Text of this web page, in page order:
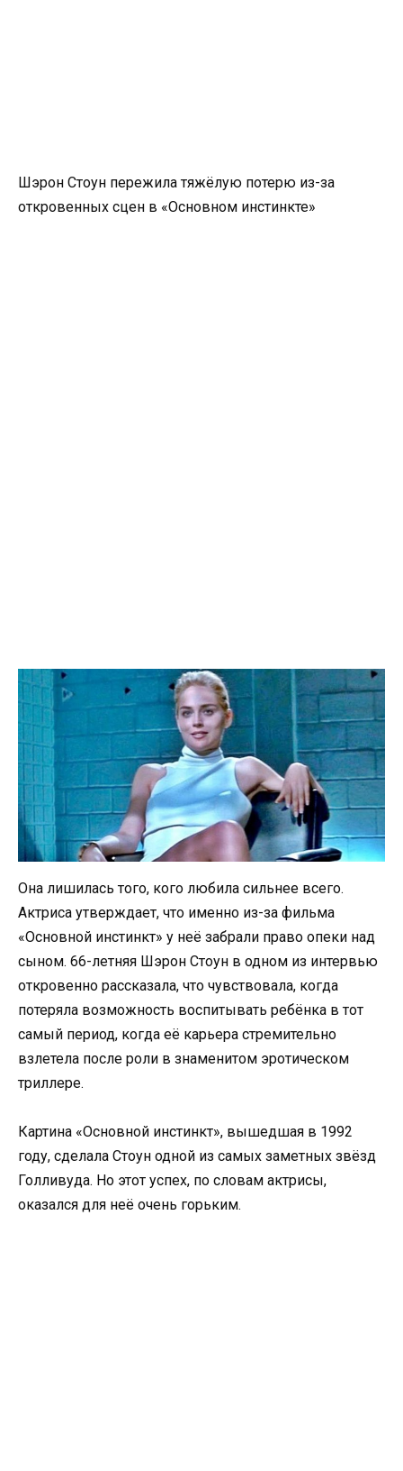
Шэрон Стоун пережила тяжёлую потерю из-за
откровенных сцен в «Основном инстинкте»
Она лишилась того, кого любила сильнее всего.
Актриса утверждает, что именно из-за фильма
«Основной инстинкт» у неё забрали право опеки над
сыном. 66-летняя Шэрон Стоун в одном из интервью
откровенно рассказала, что чувствовала, когда
потеряла возможность воспитывать ребёнка в тот
самый период, когда её карьера стремительно
взлетела после роли в знаменитом эротическом
триллере.
Картина «Основной инстинкт», вышедшая в 1992
году, сделала Стоун одной из самых заметных звёзд
Голливуда. Но этот успех, по словам актрисы,
оказался для неё очень горьким.